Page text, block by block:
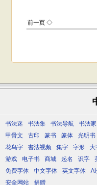
书法迷 书法集 书法导航 书法家
甲骨文
古印 篆书 篆体 光明书
花鸟字
書法视频 集字 字形 大
游戏
电子书 商城 起名 识字
免费字体
中文字体 英文字体 Ai
安全网站
捐赠